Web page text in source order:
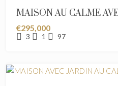
MAISON AU CALME
€295,000
3 1 97